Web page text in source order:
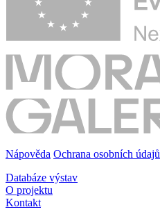
Nápověda Ochrana osobních údajů
Databáze výstav
O projektu
Kontakt